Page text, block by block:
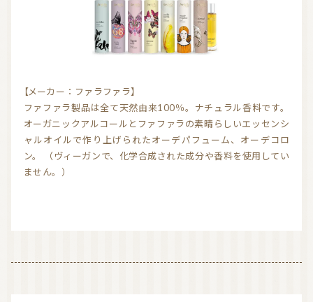
TOPIC CATEGORY
気持ちを切り替えるアロマ 天然の香り－アロマテラピー
精油（エッセンシャルオイル） 和精油（国産精油）
アロマ日常使い
おすすめアロマコラム
お知らせ （Message from Aroma 会員様）
【メーカー：ファラファラ】
ファファラ製品は全て天然由来100％。ナチュラル香料です。
オーガニックアルコールとファファラの素晴らしいエッセンシ
ャルオイルで作り上げられたオーデパフューム、オーデコロ
ン。 （ヴィーガンで、化学合成された成分や香料を使用してい
ません。）